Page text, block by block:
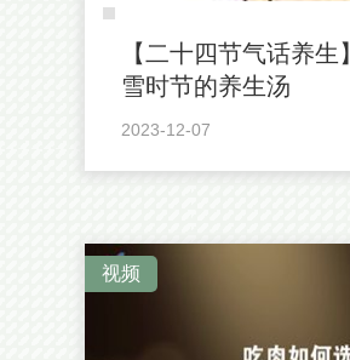
【二十四节气话养
雪时节的养生汤
2023-12-07
视频